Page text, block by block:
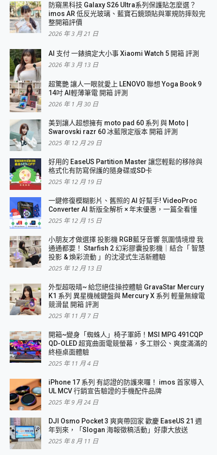
防窺黑科技 Galaxy S26 Ultra系列保護貼怎麼選？
imos AR 低反光玻璃、藍寶石鏡頭貼與軍規防摔殼完
整開箱評價
2026 年 3 月 21 日
AI 支付 一錶搞定大小事 Xiaomi Watch 5 開箱 評測
2026 年 3 月 13 日
超驚艷 讓人一眼就愛上 LENOVO 聯想 Yoga Book 9
14吋 AI輕薄筆電 開箱 評測
2026 年 1 月 30 日
美到讓人超想擁有 moto pad 60 系列 與 Moto |
Swarovski razr 60 冰藍限定版本 開箱 評測
2025 年 12 月 29 日
好用的 EaseUS Partition Master 讓您輕鬆的移除與
格式化有防寫保護的隨身碟或SD卡
2025 年 12 月 19 日
一鍵修復模糊影片、舊照的 AI 好幫手! VideoProc
Converter AI 新版全解析 × 年末優惠，一篇全看懂
2025 年 12 月 15 日
小朋友才做選擇 投影機 RGB藍牙音響 氛圍情境燈 我
通通都要！ Starfish 2 幻彩膠囊投影機｜結合「 智慧
投影 & 煥彩流動 」的沈浸式生活新體驗
2025 年 12 月 13 日
外型超吸晴~ 給您絕佳操控體驗 GravaStar Mercury
K1 系列 異星機械鍵盤與 Mercury X 系列 輕量無線電
競滑鼠 開箱 評測
2025 年 11 月 7 日
開箱~變身「蜘蛛人」椅子軍師！MSI MPG 491CQP
QD-OLED 超寬曲面電競螢幕，多工辦公、爽度滿滿的
終極桌面體驗
2025 年 11 月 4 日
iPhone 17 系列 有認證的防護來囉！ imos 首家導入
UL MCV 行銷宣告驗證的手機配件品牌
2025 年 9 月 24 日
DJI Osmo Pocket 3 爽爽帶回家 歡慶 EaseUS 21 週
年到來，「Slogan 海報徵稿活動」好康大放送
2025 年 8 月 11 日